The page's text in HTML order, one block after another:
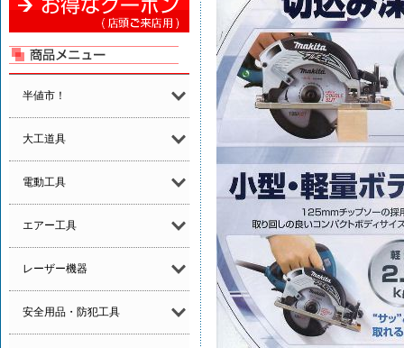
半値市！
大工道具
電動工具
エアー工具
レーザー機器
安全用品・防犯工具